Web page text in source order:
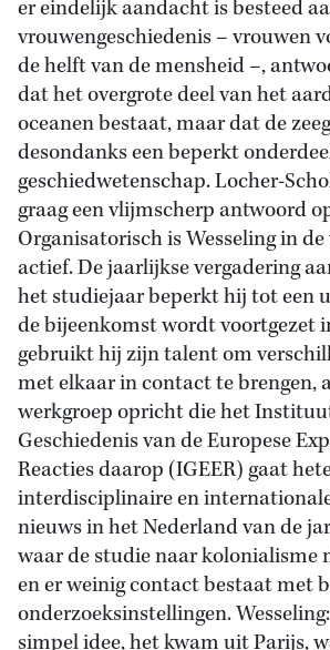
er eindelijk aandacht is besteed
vrouwengeschiedenis – vrouwen
de helft van de mensheid –,
dat het overgrote deel van het
oceanen bestaat, maar dat de
desondanks een beperkt
geschiedwetenschap. Locher-
graag een vlijmscherp antwoord
Organisatorisch is Wesseling in
actief. De jaarlijkse vergadering
het studiejaar beperkt hij tot een
de bijeenkomst wordt voortgezet
gebruikt hij zijn talent om
met elkaar in contact te brengen,
werkgroep opricht die het
Geschiedenis van de Europese
Reacties daarop (IGEER) gaat
interdisciplinaire en
nieuws in het Nederland van de
waar de studie naar kolonialisme
en er weinig contact bestaat met
onderzoeksinstellingen.
simpel idee, het kwam uit Parijs,